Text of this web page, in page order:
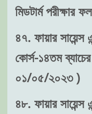
মিডটার্ম
৪৭. ফায়ার
কোর্স-১৪তম
০১/০৫/২০২৩ )
৪৮. ফায়ার